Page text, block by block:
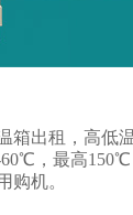
箱出租，高低
，最高
购机。